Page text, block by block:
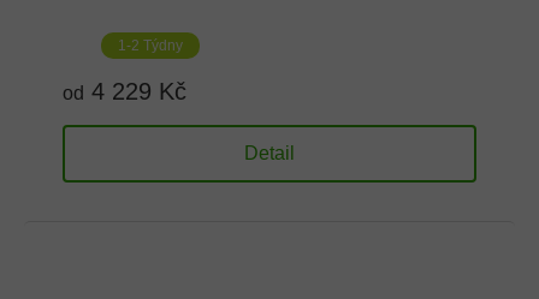
1-2 Týdny
od 4 229 Kč
Detail